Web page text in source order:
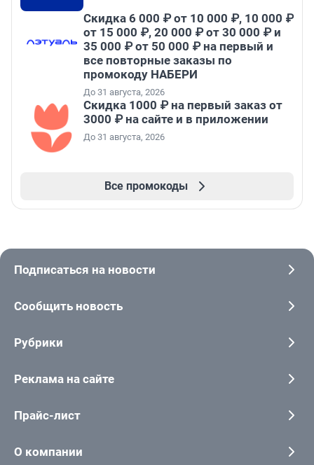
Скидка 6 000 ₽ от 10 000 ₽, 10 000 ₽
от 15 000 ₽, 20 000 ₽ от 30 000 ₽ и
35 000 ₽ от 50 000 ₽ на первый и
все повторные заказы по
промокоду НАБЕРИ
До 31 августа, 2026
Скидка 1000 ₽ на первый заказ от
3000 ₽ на сайте и в приложении
До 31 августа, 2026
Все промокоды
Подписаться на новости
Сообщить новость
Рубрики
Реклама на сайте
Прайс-лист
О компании